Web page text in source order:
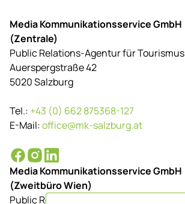
Media Kommunikationsservice GmbH
(Zentrale)
Public Relations-Agentur für Tourismus
Auerspergstraße 42
5020 Salzburg
Tel.: +43 (0) 662 875368-127
E-Mail:office@mk-salzburg.at
Media Kommunikationsservice GmbH
(Zweitbüro Wien)
Public Relations-Agentur für Tourismus